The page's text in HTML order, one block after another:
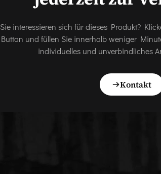
Sie interessieren sich für dieses Produkt?
Button und füllen Sie innerhalb weniger
individuelles und unverbindliches
Kontakt